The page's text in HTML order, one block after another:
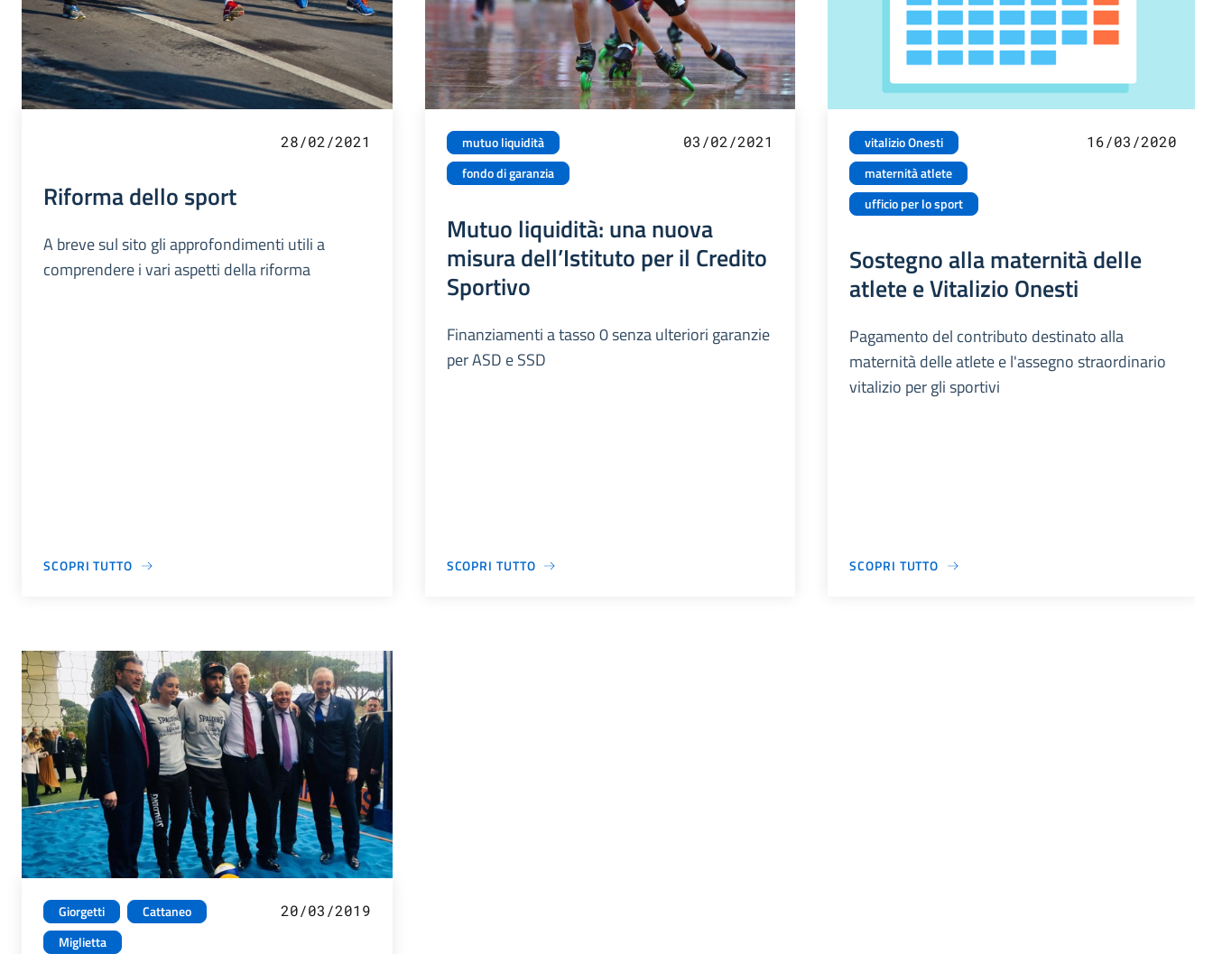
28/02/2021
Riforma dello sport
A breve sul sito gli approfondimenti utili a
comprendere i vari aspetti della riforma
SCOPRI TUTTO
mutuo liquidità
fondo di garanzia
03/02/2021
Mutuo liquidità: una nuova
misura dell’Istituto per il Credito
Sportivo
Finanziamenti a tasso 0 senza ulteriori garanzie
per ASD e SSD
SCOPRI TUTTO
vitalizio Onesti
maternità atlete
ufficio per lo sport
16/03/2020
Sostegno alla maternità delle
atlete e Vitalizio Onesti
Pagamento del contributo destinato alla
maternità delle atlete e l'assegno straordinario
vitalizio per gli sportivi
SCOPRI TUTTO
Giorgetti
Cattaneo
Miglietta
20/03/2019